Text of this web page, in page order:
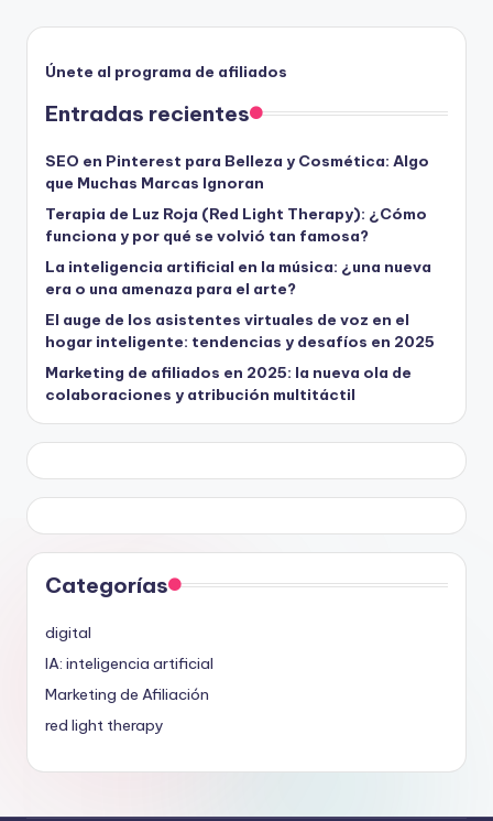
Únete al programa de afiliados
Entradas recientes
SEO en Pinterest para Belleza y Cosmética: Algo
que Muchas Marcas Ignoran
Terapia de Luz Roja (Red Light Therapy): ¿Cómo
funciona y por qué se volvió tan famosa?
La inteligencia artificial en la música: ¿una nueva
era o una amenaza para el arte?
El auge de los asistentes virtuales de voz en el
hogar inteligente: tendencias y desafíos en 2025
Marketing de afiliados en 2025: la nueva ola de
colaboraciones y atribución multitáctil
Categorías
digital
IA: inteligencia artificial
Marketing de Afiliación
red light therapy